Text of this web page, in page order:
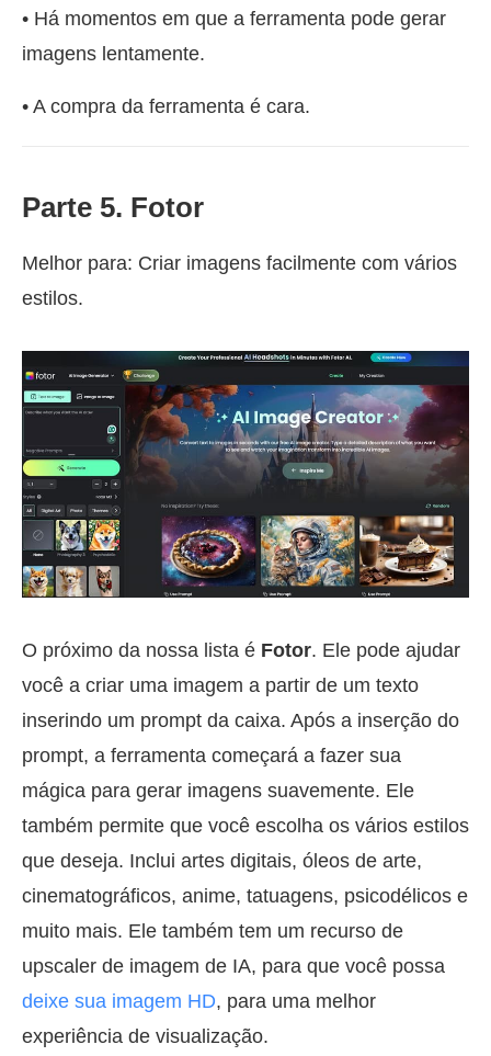
• Há momentos em que a ferramenta pode gerar
imagens lentamente.
• A compra da ferramenta é cara.
Parte 5. Fotor
Melhor para: Criar imagens facilmente com vários
estilos.
O próximo da nossa lista é Fotor. Ele pode ajudar
você a criar uma imagem a partir de um texto
inserindo um prompt da caixa. Após a inserção do
prompt, a ferramenta começará a fazer sua
mágica para gerar imagens suavemente. Ele
também permite que você escolha os vários estilos
que deseja. Inclui artes digitais, óleos de arte,
cinematográficos, anime, tatuagens, psicodélicos e
muito mais. Ele também tem um recurso de
upscaler de imagem de IA, para que você possa
deixe sua imagem HD, para uma melhor
experiência de visualização.